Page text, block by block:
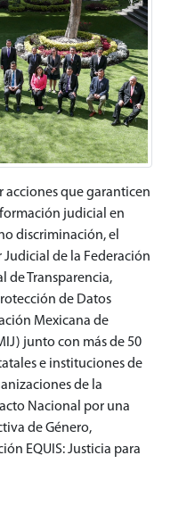
acciones que garanticen
judicial en
discriminación, el
de la Federación
de Transparencia,
de Datos
Mexicana de
junto con más de 50
e instituciones de
de la
Nacional por una
de Género,
EQUIS: Justicia para